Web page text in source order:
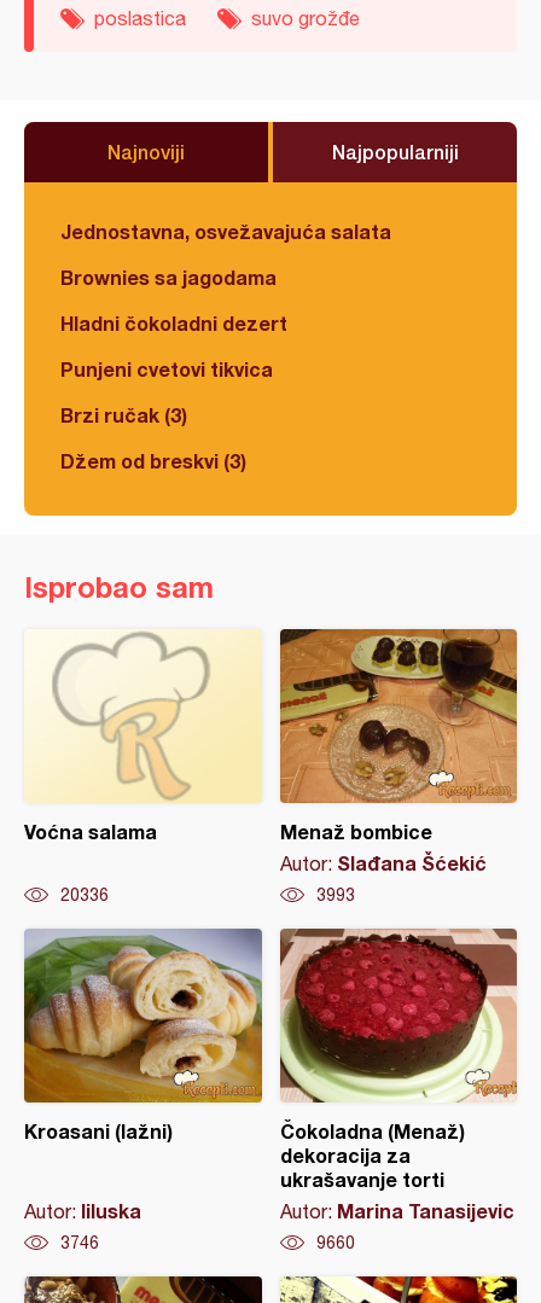
poslastica
suvo grožđe
Najnoviji Najpopularniji
Jednostavna, osvežavajuća salata
Brownies sa jagodama
Hladni čokoladni dezert
Punjeni cvetovi tikvica
Brzi ručak (3)
Džem od breskvi (3)
Isprobao sam
Voćna salama
20336
Menaž bombice
Autor: Slađana Šćekić
3993
Kroasani (lažni)
Autor: liluska
3746
Čokoladna (Menaž)
dekoracija za
ukrašavanje torti
Autor: Marina Tanasijevic
9660